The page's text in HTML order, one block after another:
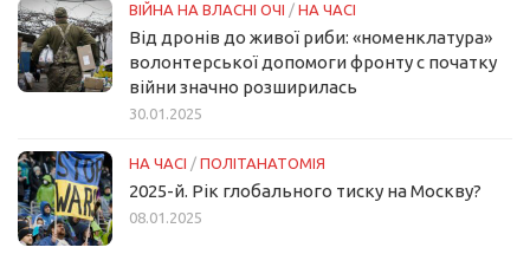
ВІЙНА НА ВЛАСНІ ОЧІ / НА ЧАСІ
Від дронів до живої риби: «номенклатура»
волонтерської допомоги фронту с початку
війни значно розширилась
30.01.2025
НА ЧАСІ / ПОЛІТАНАТОМІЯ
2025-й. Рік глобального тиску на Москву?
08.01.2025